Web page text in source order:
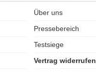
Über uns
Pressebereich
Testsiege
Vertrag widerrufen